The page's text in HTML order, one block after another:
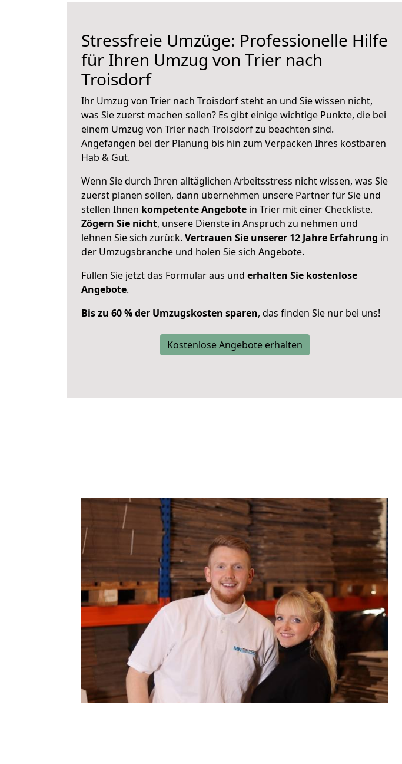
Stressfreie Umzüge: Professionelle Hilfe
für Ihren Umzug von Trier nach
Troisdorf
Ihr Umzug von Trier nach Troisdorf steht an und Sie wissen nicht,
was Sie zuerst machen sollen? Es gibt einige wichtige Punkte, die bei
einem Umzug von Trier nach Troisdorf zu beachten sind.
Angefangen bei der Planung bis hin zum Verpacken Ihres kostbaren
Hab & Gut.
Wenn Sie durch Ihren alltäglichen Arbeitsstress nicht wissen, was Sie
zuerst planen sollen, dann übernehmen unsere Partner für Sie und
stellen Ihnen kompetente Angebote in Trier mit einer Checkliste.
Zögern Sie nicht, unsere Dienste in Anspruch zu nehmen und
lehnen Sie sich zurück. Vertrauen Sie unserer 12 Jahre Erfahrung in
der Umzugsbranche und holen Sie sich Angebote.
Füllen Sie jetzt das Formular aus und erhalten Sie kostenlose
Angebote.
Bis zu 60 % der Umzugskosten sparen, das finden Sie nur bei uns!
Kostenlose Angebote erhalten